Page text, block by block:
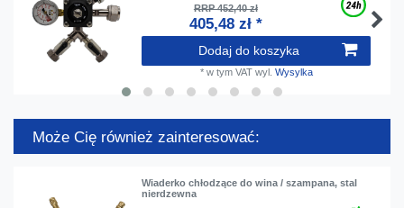
RRP 452,40 zł
405,48 zł *
Dodaj do koszyka
* w tym VATwyl. Wysylka
Może Cię również zainteresować:
Wiaderko chłodzące do wina / szampana, stal
nierdzewna